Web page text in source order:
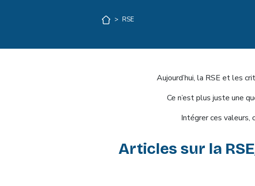
> RSE
Aujourd’hui, la RSE et les
Ce n’est plus juste une
Intégrer ces valeurs,
Articles sur la